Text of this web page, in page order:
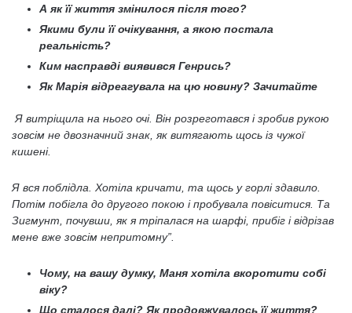
А як її життя змінилося після того?
Якими були її очікування, а якою постала
реальність?
Ким насправді виявився Генрись?
Як Марія відреагувала на цю новину? Зачитайте
Я витріщила на нього очі. Він розреготався і зробив рукою
зовсім не двозначний знак, як витягають щось із чужої
кишені.
Я вся поблідла. Хотіла кричати, та щось у горлі здавило.
Потім побігла до другого покою і пробувала повіситися. Та
Зигмунт, почувши, як я тріпалася на шарфі, прибіг і відрізав
мене вже зовсім непритомну”.
Чому, на вашу думку, Маня хотіла вкоротити собі
віку?
Що сталося далі? Як продовжувалось її життя?